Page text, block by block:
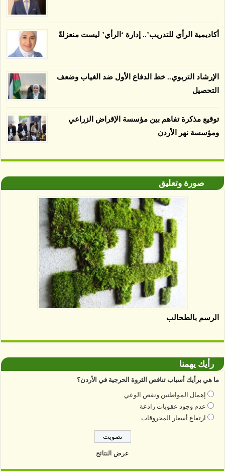
بينما فقدت المناطق غير المعتمدة 34 في المئة، وفقاً
أكاديمية الرأي للتدريب’.. إدارة ‘الرأي’ ليست منعزلةً
الإرشاد التربوي.. خط الدفاع الأول ضد الغياب وضعف
التحصيل
توقيع مذكرة تفاهم بين مؤسسة الإقراض الزراعي
ومؤسسة نهر الأردن
صورة وتعليق
الرسم بالطحالب
رأيك يهمنا
ما هي برأيك أسباب تناقص الثروة الحرجية في الأردن؟
إهمال المواطنين ونقص الوعي
عدم وجود عقوبات رادعة
ارتفاع أسعار المحروقات
عرض النتائج